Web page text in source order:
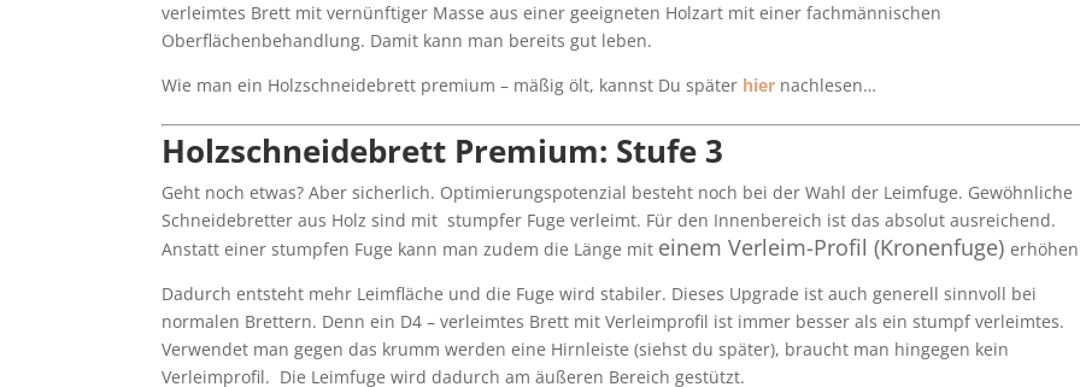
verleimtes Brett mit vernünftiger Masse aus einer geeigneten Holzart mit einer fachmännischen
Oberflächenbehandlung. Damit kann man bereits gut leben.
Wie man ein Holzschneidebrett premium – mäßig ölt, kannst Du später hier nachlesen…
Holzschneidebrett Premium: Stufe 3
Geht noch etwas? Aber sicherlich. Optimierungspotenzial besteht noch bei der Wahl der Leimfuge. Gewöhnliche
Schneidebretter aus Holz sind mit stumpfer Fuge verleimt. Für den Innenbereich ist das absolut ausreichend.
Anstatt einer stumpfen Fuge kann man zudem die Länge mit einem Verleim-Profil (Kronenfuge)
Dadurch entsteht mehr Leimfläche und die Fuge wird stabiler. Dieses Upgrade ist auch generell sinnvoll bei
normalen Brettern. Denn ein D4 – verleimtes Brett mit Verleimprofil ist immer besser als ein stumpf verleimtes.
Verwendet man gegen das krumm werden eine Hirnleiste (siehst du später), braucht man hingegen kein
Verleimprofil. Die Leimfuge wird dadurch am äußeren Bereich gestützt.